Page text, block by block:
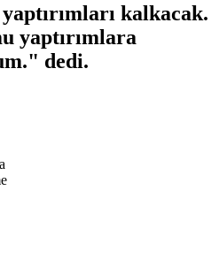
kalkacak.
yaptırımlara
dedi.